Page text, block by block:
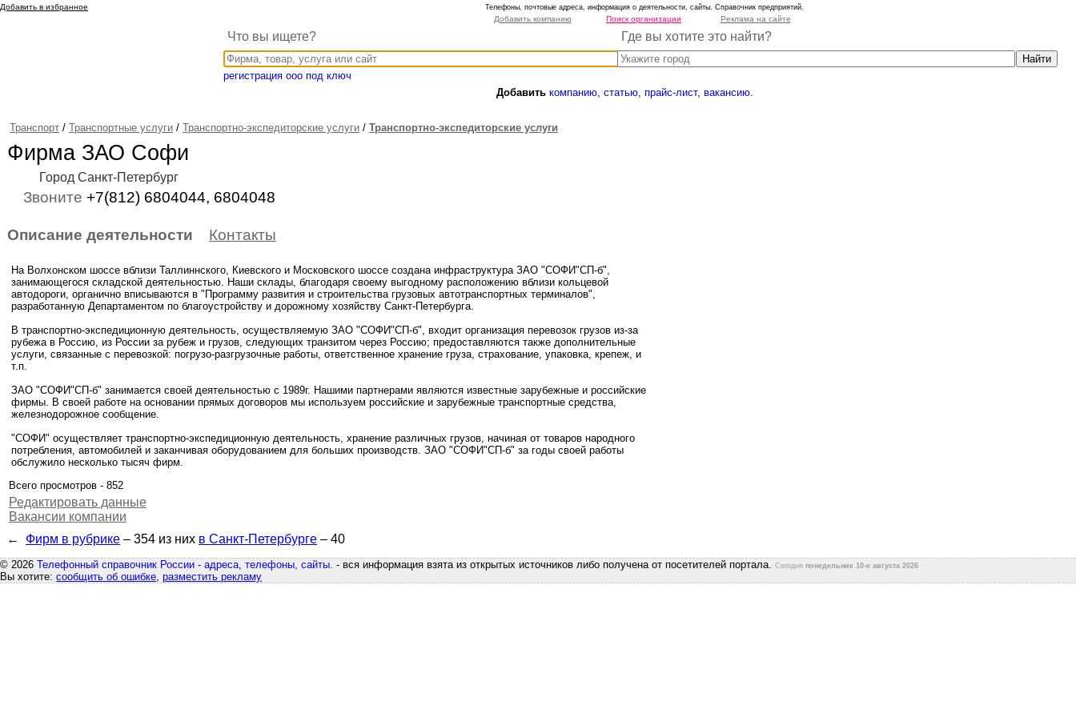
Добавить в избранное Телефоны, почтовые адреса, информация о деятельности, сайты. Справочник предприятий.
Добавить компанию Поиск организации Реклама на сайте
Что вы ищете? Где вы хотите это найти?
регистрация ооо под ключ
Добавить компанию, статью, прайс-лист, вакансию.
Транспорт / Транспортные услуги / Транспортно-экспедиторские услуги / Транспортно-экспедиторские услуги
Фирма ЗАО Софи
Город Санкт-Петербург
Звоните +7(812) 6804044, 6804048
Описание деятельности Контакты
На Волхонском шоссе вблизи Таллиннского, Киевского и Московского шоссе создана инфраструктура ЗАО "СОФИ"СП-б",
занимающегося складской деятельностью. Наши склады, благодаря своему выгодному расположению вблизи кольцевой
автодороги, органично вписываются в "Программу развития и строительства грузовых автотранспортных терминалов",
разработанную Департаментом по благоустройству и дорожному хозяйству Санкт-Петербурга.
В транспортно-экспедиционную деятельность, осуществляемую ЗАО "СОФИ"СП-б", входит организация перевозок грузов из-за
рубежа в Россию, из России за рубеж и грузов, следующих транзитом через Россию; предоставляются также дополнительные
услуги, связанные с перевозкой: погрузо-разгрузочные работы, ответственное хранение груза, страхование, упаковка, крепеж, и
т.п.
ЗАО "СОФИ"СП-б" занимается своей деятельностью с 1989г. Нашими партнерами являются известные зарубежные и российские
фирмы. В своей работе на основании прямых договоров мы используем российские и зарубежные транспортные средства,
железнодорожное сообщение.
"СОФИ" осуществляет транспортно-экспедиционную деятельность, хранение различных грузов, начиная от товаров народного
потребления, автомобилей и заканчивая оборудованием для больших производств. ЗАО "СОФИ"СП-б" за годы своей работы
обслужило несколько тысяч фирм.
Всего просмотров - 852
Редактировать данные
Вакансии компании
← Фирм в рубрике – 354 из них в Санкт-Петербурге – 40
© 2026 Телефонный справочник России - адреса, телефоны, сайты. - вся информация взята из открытых источников либо получена от посетителей портала. Сегодня понедельник 10-е августа 2026
Вы хотите: сообщить об ошибке, разместить рекламу